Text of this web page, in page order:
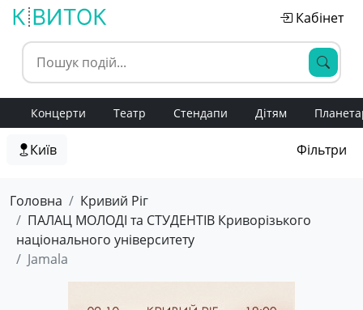
Кабінет
Концерти Театр Стендапи Дітям
Київ Фільтри
Головна
Кривий Ріг
ПАЛАЦ МОЛОДІ та СТУДЕНТІВ Криворізького
національного університету
Jamala